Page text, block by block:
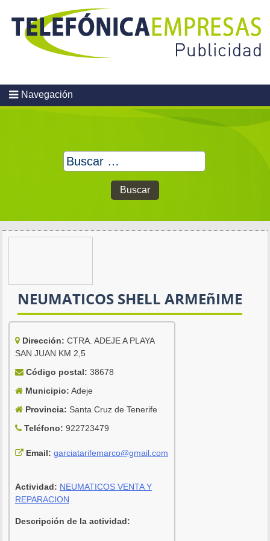
content
Navegación
Buscar:
NEUMATICOS SHELL ARMEñIME
Dirección: CTRA. ADEJE A PLAYA
SAN JUAN KM 2,5
Código postal: 38678
Municipio: Adeje
Provincia: Santa Cruz de Tenerife
Teléfono: 922723479
Email: garciatarifemarco@gmail.com
Actividad: NEUMATICOS VENTA Y
REPARACION
Descripción de la actividad: